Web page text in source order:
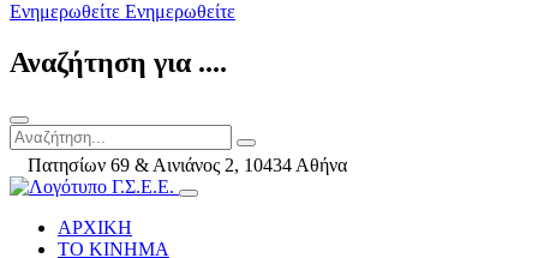
Ενημερωθείτε Ενημερωθείτε
Αναζήτηση για ....
Πατησίων 69 & Αινιάνος 2, 10434 Αθήνα
ΑΡΧΙΚΗ
ΤΟ ΚΙΝΗΜΑ